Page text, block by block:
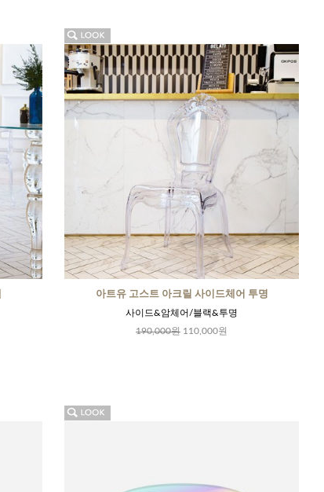
아트유 고스트 아크릴 사이드체어 투명
사이드&암체어/블랙&투명
190,000원 110,000원